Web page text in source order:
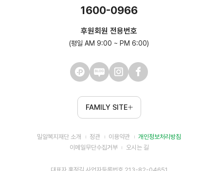
1600-0966
후원회원 전용번호
(평일 AM 9:00 ~ PM 6:00)
FAMILY SITE
밀알복지재단 소개 정관 이용약관
개인정보처리방침
이메일무단수집거부
오시는 길